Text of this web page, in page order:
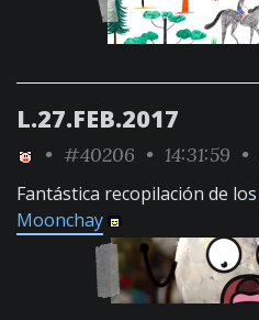
L.27.FEB.2017
• #40206 • 14:31:59 •
Fantástica recopilación de los
Moonchay